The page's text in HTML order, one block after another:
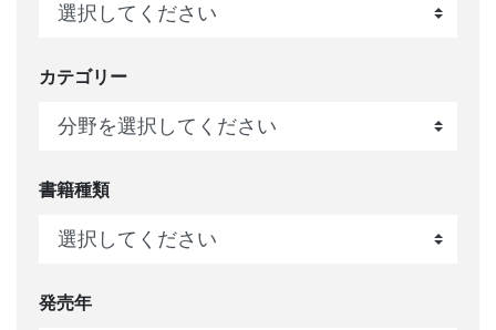
カテゴリー
書籍種類
発売年